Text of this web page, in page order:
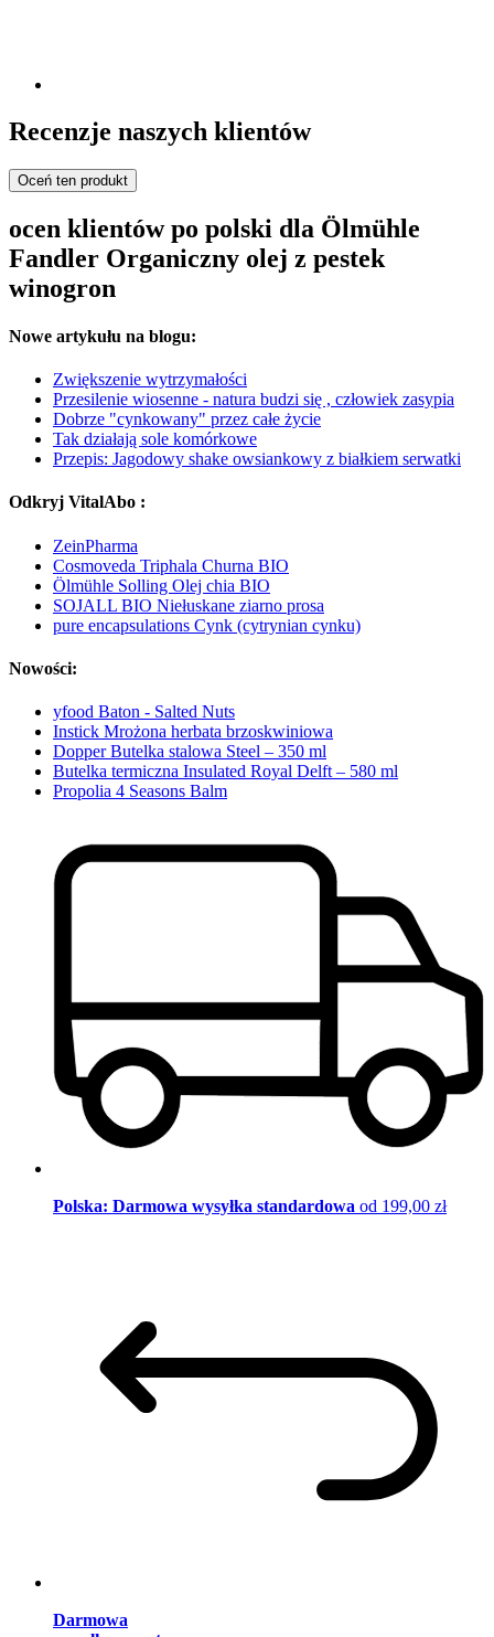
Recenzje naszych klientów
Oceń ten produkt
ocen klientów po polski dla Ölmühle
Fandler Organiczny olej z pestek
winogron
Nowe artykułu na blogu:
Zwiększenie wytrzymałości
Przesilenie wiosenne - natura budzi się , człowiek zasypia
Dobrze "cynkowany" przez całe życie
Tak działają sole komórkowe
Przepis: Jagodowy shake owsiankowy z białkiem serwatki
Odkryj VitalAbo :
ZeinPharma
Cosmoveda Triphala Churna BIO
Ölmühle Solling Olej chia BIO
SOJALL BIO Niełuskane ziarno prosa
pure encapsulations Cynk (cytrynian cynku)
Nowości:
yfood Baton - Salted Nuts
Instick Mrożona herbata brzoskwiniowa
Dopper Butelka stalowa Steel – 350 ml
Butelka termiczna Insulated Royal Delft – 580 ml
Propolia 4 Seasons Balm
Polska: Darmowa wysyłka standardowa od 199,00 zł
Darmowa